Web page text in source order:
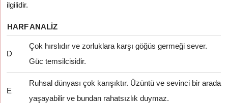
ilgilidir.
HARFANALIZ
D
Çok hırslıdır ve zorluklara karşı göğüs germeği sever.
Güc temsilcisidir.
E
Ruhsal dünyası çok karışıktır. Üzüntü ve sevinci bir arada
yaşayabilir ve bundan rahatsızlık duymaz.